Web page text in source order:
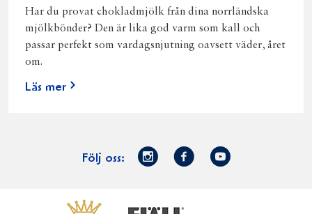
Har du provat chokladmjölk från dina norrländska
mjölkbönder? Den är lika god varm som kall och
passar perfekt som vardagsnjutning oavsett väder, året
om.
Läs mer
Följ oss:
Norrmejerier
Facebook
Youtube
VästerbottensostFjällfil